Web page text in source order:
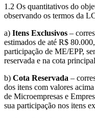
1.2 Os quantitativos do
observando os termos da
a) Itens Exclusivos –
estimados de até R$
participação de ME/EPP,
reservada e na cota
b) Cota Reservada –
dos itens com valores
de Microempresas e
sua participação nos itens